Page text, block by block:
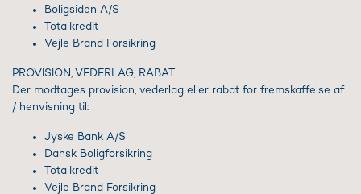
Boligsiden A/S
Totalkredit
Vejle Brand Forsikring
PROVISION, VEDERLAG, RABAT
Der modtages provision, vederlag eller rabat for fremskaffelse af
/ henvisning til:
Jyske Bank A/S
Dansk Boligforsikring
Totalkredit
Vejle Brand Forsikring